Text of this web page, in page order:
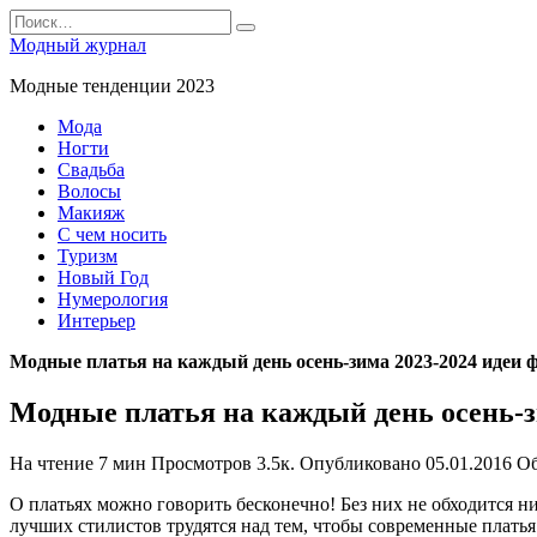
Перейти
к
содержанию
Search
for:
Модный журнал
Модные тенденции 2023
Мода
Ногти
Свадьба
Волосы
Макияж
С чем носить
Туризм
Новый Год
Нумерология
Интерьер
Модные платья на каждый день осень-зима 2023-2024 идеи
Модные платья на каждый день осень-
На чтение 7 мин Просмотров 3.5к. Опубликовано 05.01.2016
О платьях можно говорить бесконечно! Без них не
лучших стилистов трудятся над тем, чтобы современные